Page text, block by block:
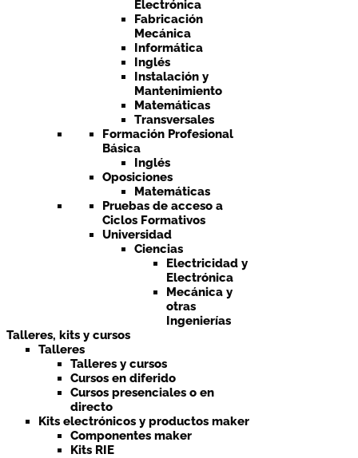
Electrónica
Fabricación
Mecánica
Informática
Inglés
Instalación y
Mantenimiento
Matemáticas
Transversales
Formación Profesional
Básica
Inglés
Oposiciones
Matemáticas
Pruebas de acceso a
Ciclos Formativos
Universidad
Ciencias
Electricidad y
Electrónica
Mecánica y
otras
Ingenierías
Talleres, kits y cursos
Talleres
Talleres y cursos
Cursos en diferido
Cursos presenciales o en
directo
Kits electrónicos y productos maker
Componentes maker
Kits RIE